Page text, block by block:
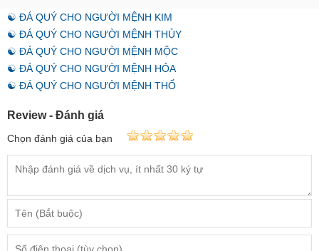
☯ ĐÁ QUÝ CHO NGƯỜI MỆNH KIM
☯ ĐÁ QUÝ CHO NGƯỜI MỆNH THỦY
☯ ĐÁ QUÝ CHO NGƯỜI MỆNH MỘC
☯ ĐÁ QUÝ CHO NGƯỜI MỆNH HỎA
☯ ĐÁ QUÝ CHO NGƯỜI MỆNH THỔ
Review - Đánh giá
Chọn đánh giá của bạn